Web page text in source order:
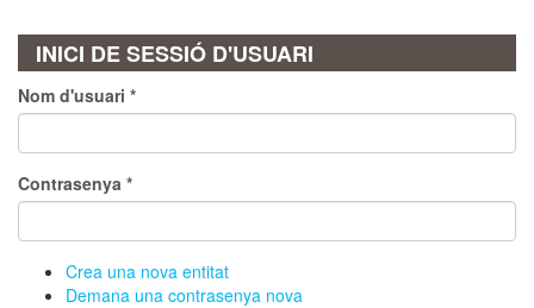
INICI DE SESSIÓ D'USUARI
Nom d'usuari *
Contrasenya *
Crea una nova entitat
Demana una contrasenya nova